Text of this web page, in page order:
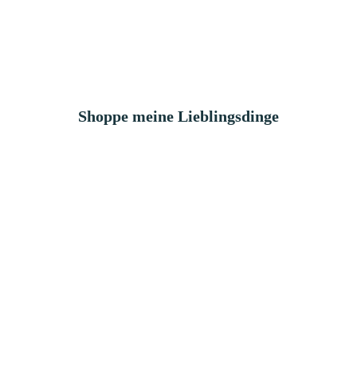
Shoppe meine Lieblingsdinge